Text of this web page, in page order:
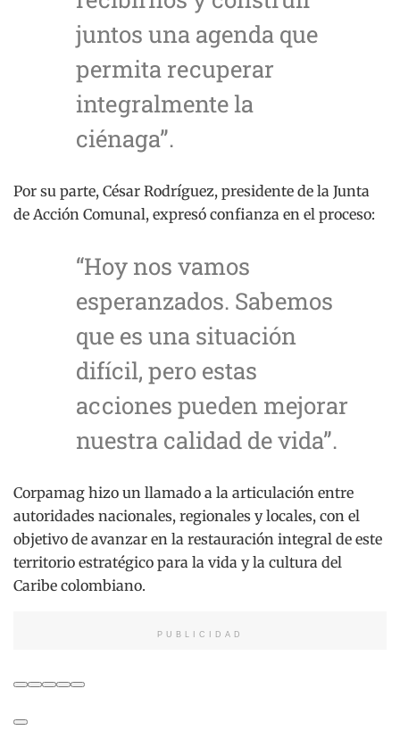
juntos una agenda que
permita recuperar
integralmente la
ciénaga”.
Por su parte, César Rodríguez, presidente de la Junta
de Acción Comunal, expresó confianza en el proceso:
“Hoy nos vamos
esperanzados. Sabemos
que es una situación
difícil, pero estas
acciones pueden mejorar
nuestra calidad de vida”.
Corpamag hizo un llamado a la articulación entre
autoridades nacionales, regionales y locales, con el
objetivo de avanzar en la restauración integral de este
territorio estratégico para la vida y la cultura del
Caribe colombiano.
PUBLICIDAD